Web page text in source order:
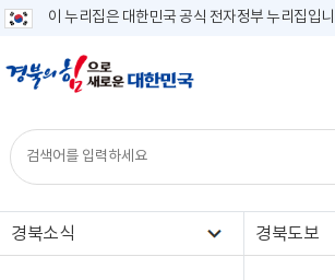
이 누리집은 대한민국 공식 전자정부 누리집입
경북소식 경북도보